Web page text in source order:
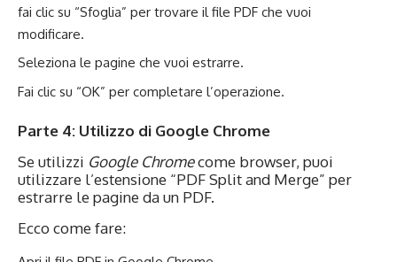
fai clic su “Sfoglia” per trovare il file PDF che vuoi
modificare.
Seleziona le pagine che vuoi estrarre.
Fai clic su “OK” per completare l’operazione.
Parte 4: Utilizzo di Google Chrome
Se utilizzi Google Chromecome browser, puoi
utilizzare l’estensione “PDF Split and Merge” per
estrarre le pagine da un PDF.
Ecco come fare: